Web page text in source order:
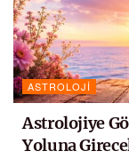
ASTROLOJI
Astrolojiye
Yoluna